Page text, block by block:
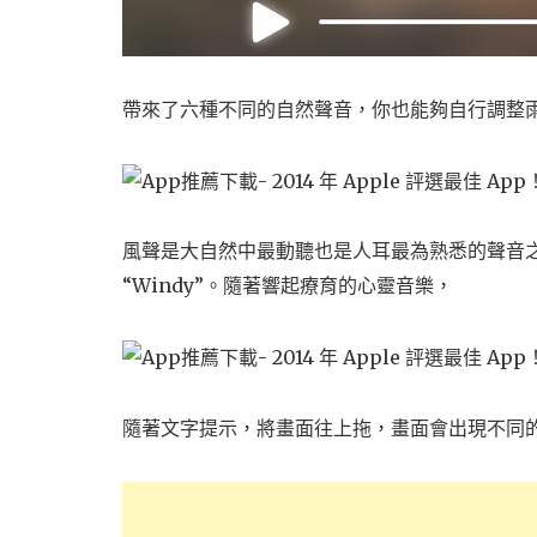
帶來了六種不同的自然聲音，你也能夠自行調
風聲是大自然中最動聽也是人耳最為熟悉的聲
“Windy”。隨著響起療育的心靈音樂，
隨著文字提示，將畫面往上拖，畫面會出現不同